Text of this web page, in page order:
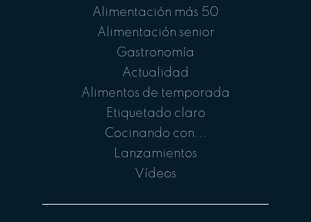
Alimentación más 50
Alimentación senior
Gastronomía
Actualidad
Alimentos de temporada
Etiquetado claro
Cocinando con...
Lanzamientos
Vídeos